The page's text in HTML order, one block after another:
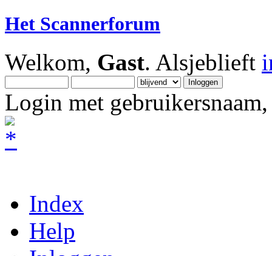
Het Scannerforum
Welkom, Gast. Alsjeblieft
Login met
Index
Help